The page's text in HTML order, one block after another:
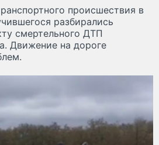
происшествия в
разбирались
смертельного ДТП
Движение на дороге